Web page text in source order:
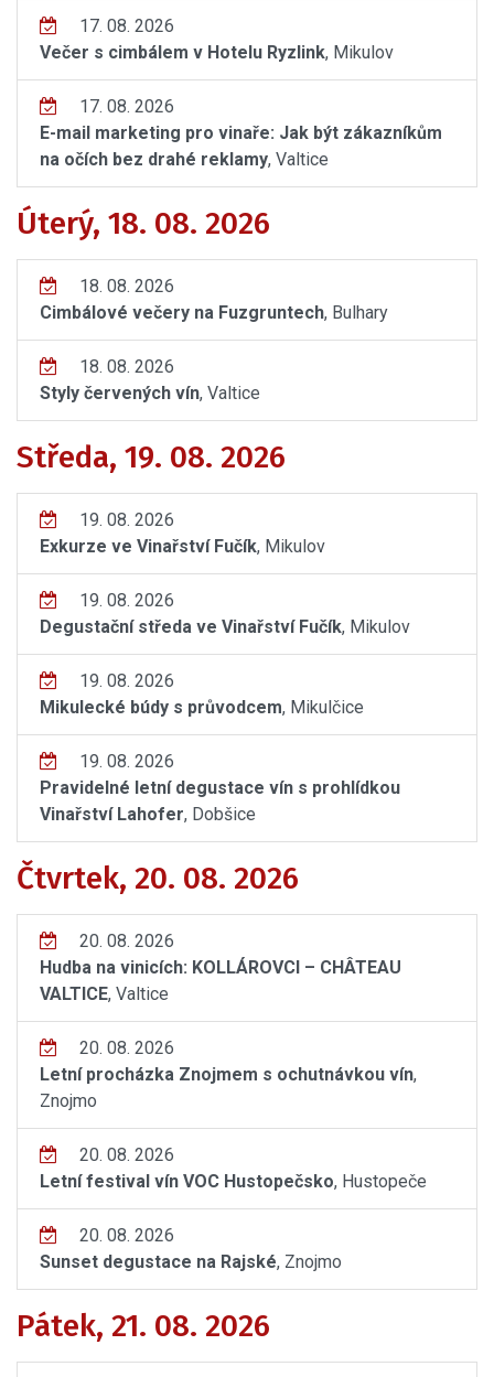
17. 08. 2026
Večer s cimbálem v Hotelu Ryzlink, Mikulov
17. 08. 2026
E-mail marketing pro vinaře: Jak být zákazníkům
na očích bez drahé reklamy, Valtice
Úterý, 18. 08. 2026
18. 08. 2026
Cimbálové večery na Fuzgruntech, Bulhary
18. 08. 2026
Styly červených vín, Valtice
Středa, 19. 08. 2026
19. 08. 2026
Exkurze ve Vinařství Fučík, Mikulov
19. 08. 2026
Degustační středa ve Vinařství Fučík, Mikulov
19. 08. 2026
Mikulecké búdy s průvodcem, Mikulčice
19. 08. 2026
Pravidelné letní degustace vín s prohlídkou
Vinařství Lahofer, Dobšice
Čtvrtek, 20. 08. 2026
20. 08. 2026
Hudba na vinicích: KOLLÁROVCI – CHÂTEAU
VALTICE, Valtice
20. 08. 2026
Letní procházka Znojmem s ochutnávkou vín,
Znojmo
20. 08. 2026
Letní festival vín VOC Hustopečsko, Hustopeče
20. 08. 2026
Sunset degustace na Rajské, Znojmo
Pátek, 21. 08. 2026